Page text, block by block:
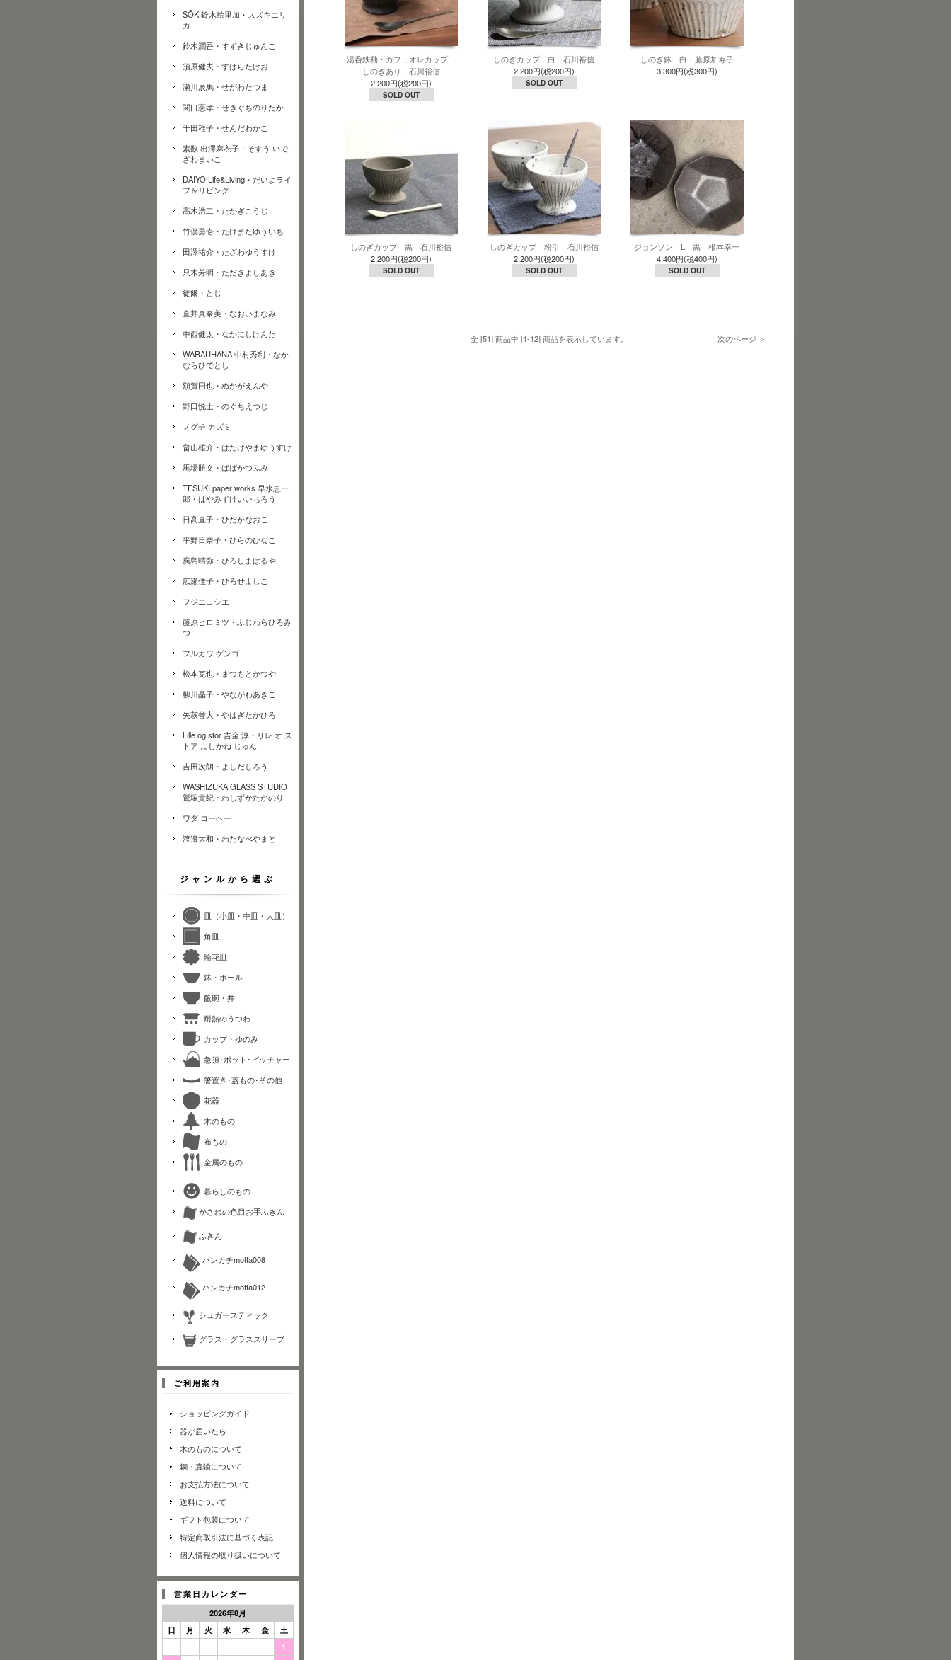
SŌK 鈴木絵里加・スズキエリ
カ
鈴木潤吾・すずきじゅんご
須原健夫・すはらたけお
瀬川辰馬・せがわたつま
関口憲孝・せきぐちのりたか
千田稚子・せんだわかこ
素数 出澤麻衣子・そすう いで
ざわまいこ
DAIYO Life&Living・だいよライ
フ＆リビング
高木浩二・たかぎこうじ
竹俣勇壱・たけまたゆういち
田澤祐介・たざわゆうすけ
只木芳明・ただきよしあき
徒爾・とじ
直井真奈美・なおいまなみ
中西健太・なかにしけんた
WARAUHANA 中村秀利・なか
むらひでとし
額賀円也・ぬかがえんや
野口悦士・のぐちえつじ
ノグチ カズミ
畠山雄介・はたけやまゆうすけ
馬場勝文・ばばかつふみ
TESUKI paper works 早水恵一
郎・はやみずけいいちろう
日高直子・ひだかなおこ
平野日奈子・ひらのひなこ
廣島晴弥・ひろしまはるや
広瀬佳子・ひろせよしこ
フジエヨシエ
藤原ヒロミツ・ふじわらひろみ
つ
フルカワ ゲンゴ
松本克也・まつもとかつや
柳川晶子・やながわあきこ
矢萩誉大・やはぎたかひろ
Lille og stor 吉金 淳・リレ オ ス
トア よしかね じゅん
吉田次朗・よしだじろう
WASHIZUKA GLASS STUDIO
鷲塚貴紀・わしずかたかのり
ワダ コーヘー
渡邉大和・わたなべやまと
ジャンルから選ぶ
皿（小皿・中皿・大皿）
角皿
輪花皿
鉢・ボール
飯碗・丼
耐熱のうつわ
カップ・ゆのみ
急須･ポット･ピッチャー
箸置き･蓋もの･その他
花器
木のもの
布もの
金属のもの
暮らしのもの
かさねの色目お手ふきん
ふきん
ハンカチmotta008
ハンカチmotta012
シュガースティック
グラス・グラススリーブ
ご利用案内
ショッピングガイド
器が届いたら
木のものについて
銅・真鍮について
お支払方法について
送料について
ギフト包装について
特定商取引法に基づく表記
個人情報の取り扱いについて
営業日カレンダー
2026年8月
日
月 火 水 木 金
土
1
湯呑鉄釉・カフェオレカップ
しのぎあり 石川裕信
2,200円(税200円)
SOLD OUT
しのぎカップ 白 石川裕信
2,200円(税200円)
SOLD OUT
しのぎ鉢 白 藤原加寿子
3,300円(税300円)
しのぎカップ 黒 石川裕信
2,200円(税200円)
SOLD OUT
しのぎカップ 粉引 石川裕信
2,200円(税200円)
SOLD OUT
ジョンソン L 黒 根本幸一
4,400円(税400円)
SOLD OUT
全 [51] 商品中 [1-12] 商品を表示しています。 次のページ ＞